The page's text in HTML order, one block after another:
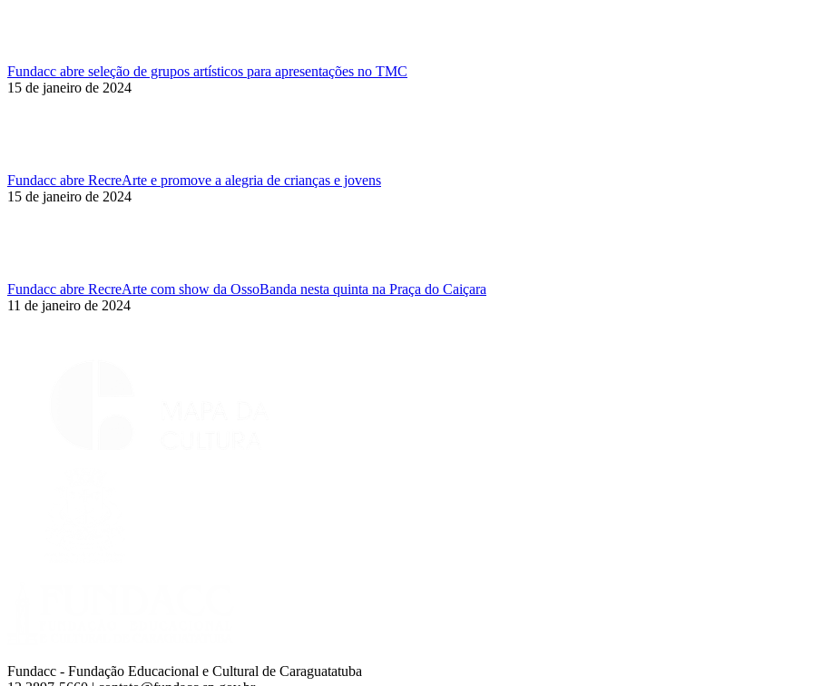
Fundacc abre seleção de grupos artísticos para apresentações no TMC
15 de janeiro de 2024
Fundacc abre RecreArte e promove a alegria de crianças e jovens
15 de janeiro de 2024
Fundacc abre RecreArte com show da OssoBanda nesta quinta na Praça do Caiçara
11 de janeiro de 2024
Fundacc - Fundação Educacional e Cultural de Caraguatatuba